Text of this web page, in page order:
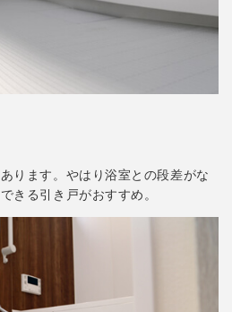
ります。やはり浴室との段差がな
きる引き戸がおすすめ。